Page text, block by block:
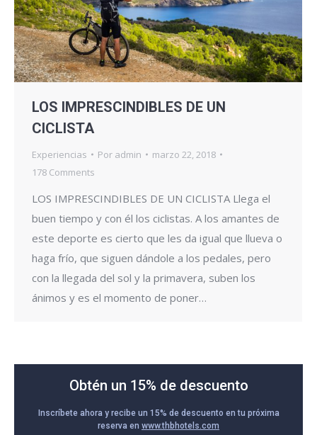
LOS IMPRESCINDIBLES DE UN
CICLISTA
Experiencias Por admin
marzo 22, 2018
178 Comments
LOS IMPRESCINDIBLES DE UN CICLISTA Llega el
buen tiempo y con él los ciclistas. A los amantes de
este deporte es cierto que les da igual que llueva o
haga frío, que siguen dándole a los pedales, pero
con la llegada del sol y la primavera, suben los
ánimos y es el momento de poner…
Obtén un 15% de descuento
Inscríbete ahora y recibe un 15% de descuento en tu próxima
reserva en www.thbhotels.com